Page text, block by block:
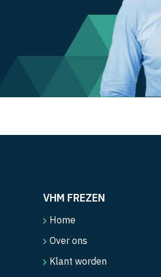
VHM FREZEN
Home
Over ons
Klant worden